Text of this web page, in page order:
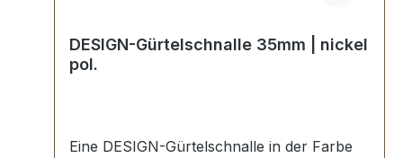
DESIGN-Gürtelschnalle 35mm | nickel
pol.
Eine DESIGN-Gürtelschnalle in der Farbe